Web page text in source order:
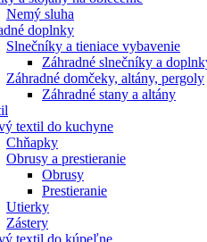
Nemý sluha
doplnky
Slnečníky a tieniace vybavenie
Záhradné slnečníky a
Záhradné domčeky, altány, pergoly
Záhradné stany a altány
textil do kuchyne
Chňapky
Obrusy a prestieranie
Obrusy
Prestieranie
Utierky
Zástery
textil do kúpeľne